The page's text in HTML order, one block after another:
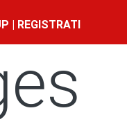
| REGISTRATI